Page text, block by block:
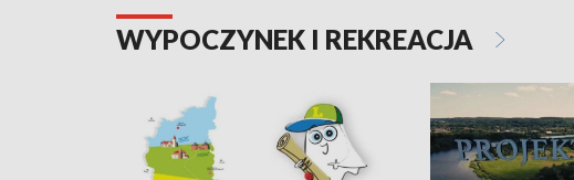
WYPOCZYNEK I REKREACJA